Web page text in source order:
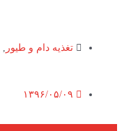
تغذیه دام و طیور ,
۱۳۹۶/۰۵/۰۹